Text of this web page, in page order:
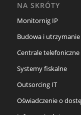
NA SKRÓTY
Monitornig IP
Budowa i utrzymanie
Centrale telefoniczne
Systemy fiskalne
Outsorcing IT
Oświadczenie o